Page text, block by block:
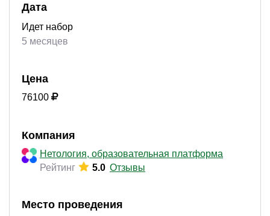
Дата
Идет набор
5 месяцев
Цена
76100
Компания
Нетология, образовательная платформа
Рейтинг
5.0 Отзывы
Место проведения